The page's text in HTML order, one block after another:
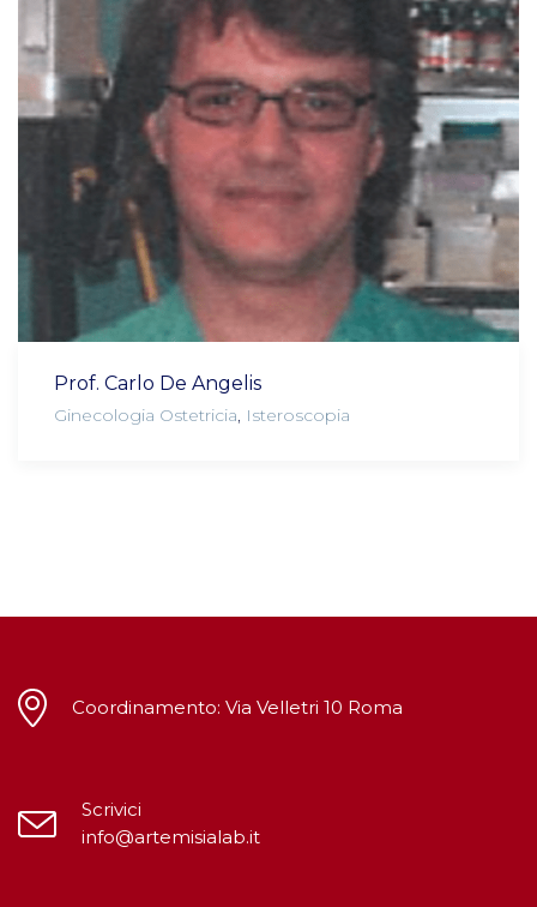
Prof. Carlo De Angelis
Ginecologia Ostetricia, Isteroscopia
Coordinamento: Via Velletri 10 Roma
Scrivici
info@artemisialab.it